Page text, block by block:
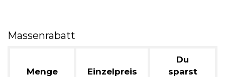
Massenrabatt
Menge Einzelpreis
Du
sparst